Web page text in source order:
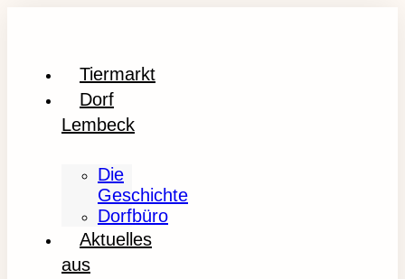
Tiermarkt
Dorf
Lembeck
Die
Geschichte
Dorfbüro
Aktuelles
aus